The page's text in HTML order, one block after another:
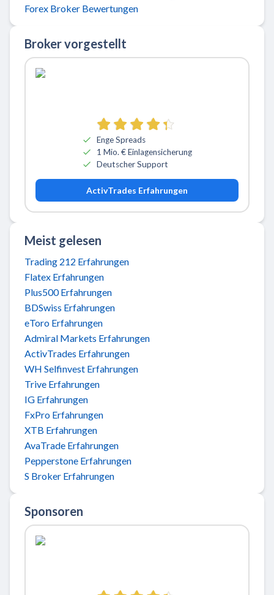
Forex Broker Bewertungen
Broker vorgestellt
Enge Spreads
1 Mio. € Einlagensicherung
Deutscher Support
ActivTrades Erfahrungen
Meist gelesen
Trading 212 Erfahrungen
Flatex Erfahrungen
Plus500 Erfahrungen
BDSwiss Erfahrungen
eToro Erfahrungen
Admiral Markets Erfahrungen
ActivTrades Erfahrungen
WH Selfinvest Erfahrungen
Trive Erfahrungen
IG Erfahrungen
FxPro Erfahrungen
XTB Erfahrungen
AvaTrade Erfahrungen
Pepperstone Erfahrungen
S Broker Erfahrungen
Sponsoren